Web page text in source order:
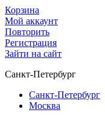
Корзина
Мой аккаунт
Повторить
Регистрация
Зайти на сайт
Санкт-Петербург
Санкт-Петербург
Москва